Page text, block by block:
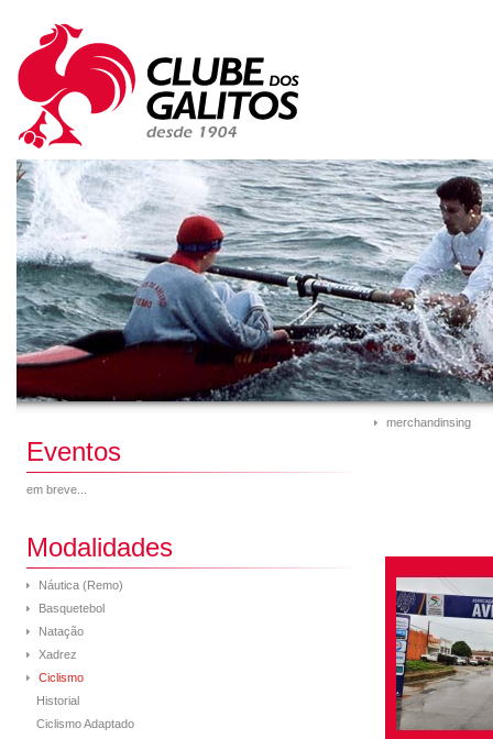
Eventos
em breve...
Modalidades
Náutica (Remo)
Basquetebol
Natação
Xadrez
Ciclismo
Historial
Ciclismo Adaptado
merchandinsing